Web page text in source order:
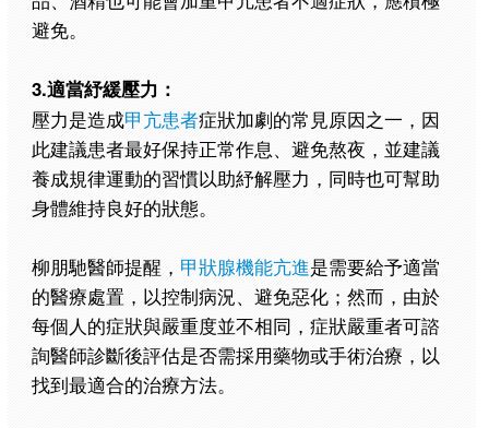
避免。
3.適當紓緩壓力：
壓力是造成甲亢患者症狀加劇的常見原因之一，因
此建議患者最好保持正常作息、避免熬夜，並建議
養成規律運動的習慣以助紓解壓力，同時也可幫助
身體維持良好的狀態。
柳朋馳醫師提醒， 甲狀腺機能亢進是需要給予適當
的醫療處置，以控制病況、避免惡化；然而，由於
每個人的症狀與嚴重度並不相同，症狀嚴重者可諮
詢醫師診斷後評估是否需採用藥物或手術治療，以
找到最適合的治療方法。